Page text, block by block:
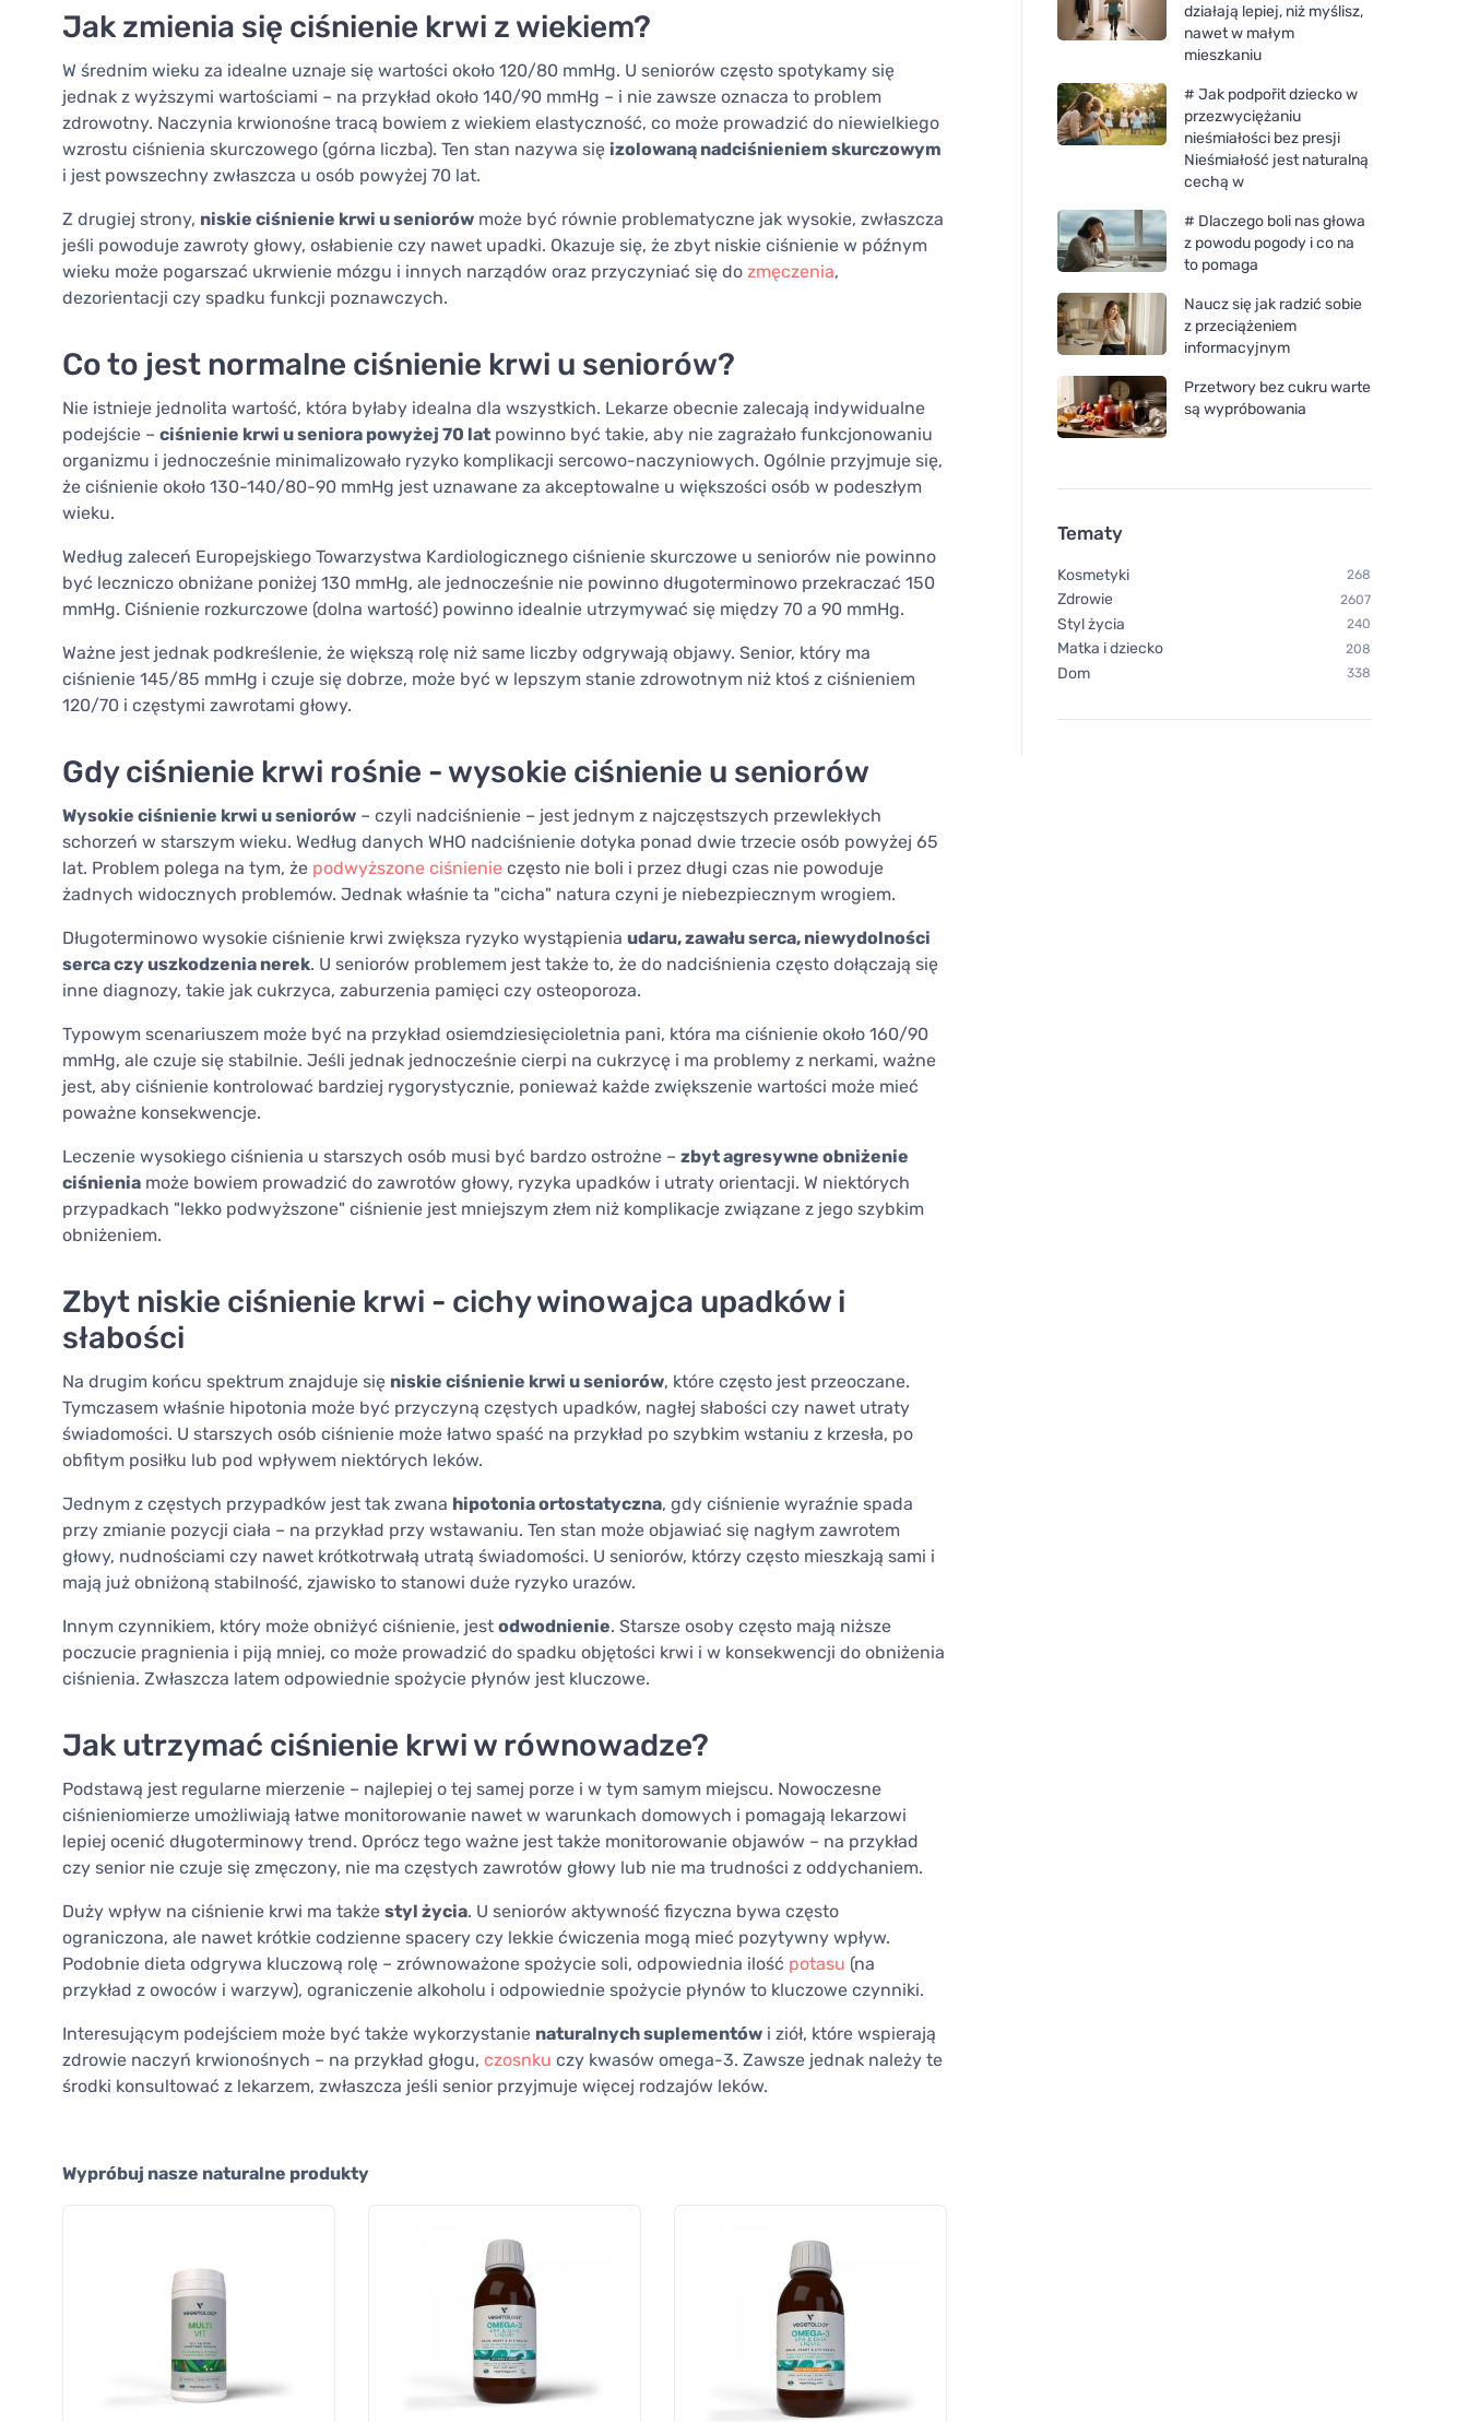
Jak zmienia się ciśnienie krwi z wiekiem?
W średnim wieku za idealne uznaje się wartości około 120/80 mmHg. U seniorów często spotykamy się
jednak z wyższymi wartościami – na przykład około 140/90 mmHg – i nie zawsze oznacza to problem
zdrowotny. Naczynia krwionośne tracą bowiem z wiekiem elastyczność, co może prowadzić do niewielkiego
wzrostu ciśnienia skurczowego (górna liczba). Ten stan nazywa się izolowaną nadciśnieniem skurczowym
i jest powszechny zwłaszcza u osób powyżej 70 lat.
Z drugiej strony, niskie ciśnienie krwi u seniorów może być równie problematyczne jak wysokie, zwłaszcza
jeśli powoduje zawroty głowy, osłabienie czy nawet upadki. Okazuje się, że zbyt niskie ciśnienie w późnym
wieku może pogarszać ukrwienie mózgu i innych narządów oraz przyczyniać się do zmęczenia,
dezorientacji czy spadku funkcji poznawczych.
Co to jest normalne ciśnienie krwi u seniorów?
Nie istnieje jednolita wartość, która byłaby idealna dla wszystkich. Lekarze obecnie zalecają indywidualne
podejście – ciśnienie krwi u seniora powyżej 70 lat powinno być takie, aby nie zagrażało funkcjonowaniu
organizmu i jednocześnie minimalizowało ryzyko komplikacji sercowo-naczyniowych. Ogólnie przyjmuje się,
że ciśnienie około 130-140/80-90 mmHg jest uznawane za akceptowalne u większości osób w podeszłym
wieku.
Według zaleceń Europejskiego Towarzystwa Kardiologicznego ciśnienie skurczowe u seniorów nie powinno
być leczniczo obniżane poniżej 130 mmHg, ale jednocześnie nie powinno długoterminowo przekraczać 150
mmHg. Ciśnienie rozkurczowe (dolna wartość) powinno idealnie utrzymywać się między 70 a 90 mmHg.
Ważne jest jednak podkreślenie, że większą rolę niż same liczby odgrywają objawy. Senior, który ma
ciśnienie 145/85 mmHg i czuje się dobrze, może być w lepszym stanie zdrowotnym niż ktoś z ciśnieniem
120/70 i częstymi zawrotami głowy.
Gdy ciśnienie krwi rośnie - wysokie ciśnienie u seniorów
Wysokie ciśnienie krwi u seniorów – czyli nadciśnienie – jest jednym z najczęstszych przewlekłych
schorzeń w starszym wieku. Według danych WHO nadciśnienie dotyka ponad dwie trzecie osób powyżej 65
lat. Problem polega na tym, że podwyższone ciśnienie często nie boli i przez długi czas nie powoduje
żadnych widocznych problemów. Jednak właśnie ta "cicha" natura czyni je niebezpiecznym wrogiem.
Długoterminowo wysokie ciśnienie krwi zwiększa ryzyko wystąpienia udaru, zawału serca, niewydolności
serca czy uszkodzenia nerek. U seniorów problemem jest także to, że do nadciśnienia często dołączają się
inne diagnozy, takie jak cukrzyca, zaburzenia pamięci czy osteoporoza.
Typowym scenariuszem może być na przykład osiemdziesięcioletnia pani, która ma ciśnienie około 160/90
mmHg, ale czuje się stabilnie. Jeśli jednak jednocześnie cierpi na cukrzycę i ma problemy z nerkami, ważne
jest, aby ciśnienie kontrolować bardziej rygorystycznie, ponieważ każde zwiększenie wartości może mieć
poważne konsekwencje.
Leczenie wysokiego ciśnienia u starszych osób musi być bardzo ostrożne – zbyt agresywne obniżenie
ciśnienia może bowiem prowadzić do zawrotów głowy, ryzyka upadków i utraty orientacji. W niektórych
przypadkach "lekko podwyższone" ciśnienie jest mniejszym złem niż komplikacje związane z jego szybkim
obniżeniem.
Zbyt niskie ciśnienie krwi - cichy winowajca upadków i
słabości
Na drugim końcu spektrum znajduje się niskie ciśnienie krwi u seniorów, które często jest przeoczane.
Tymczasem właśnie hipotonia może być przyczyną częstych upadków, nagłej słabości czy nawet utraty
świadomości. U starszych osób ciśnienie może łatwo spaść na przykład po szybkim wstaniu z krzesła, po
obfitym posiłku lub pod wpływem niektórych leków.
Jednym z częstych przypadków jest tak zwana hipotonia ortostatyczna, gdy ciśnienie wyraźnie spada
przy zmianie pozycji ciała – na przykład przy wstawaniu. Ten stan może objawiać się nagłym zawrotem
głowy, nudnościami czy nawet krótkotrwałą utratą świadomości. U seniorów, którzy często mieszkają sami i
mają już obniżoną stabilność, zjawisko to stanowi duże ryzyko urazów.
Innym czynnikiem, który może obniżyć ciśnienie, jest odwodnienie. Starsze osoby często mają niższe
poczucie pragnienia i piją mniej, co może prowadzić do spadku objętości krwi i w konsekwencji do obniżenia
ciśnienia. Zwłaszcza latem odpowiednie spożycie płynów jest kluczowe.
Jak utrzymać ciśnienie krwi w równowadze?
Podstawą jest regularne mierzenie – najlepiej o tej samej porze i w tym samym miejscu. Nowoczesne
ciśnieniomierze umożliwiają łatwe monitorowanie nawet w warunkach domowych i pomagają lekarzowi
lepiej ocenić długoterminowy trend. Oprócz tego ważne jest także monitorowanie objawów – na przykład
czy senior nie czuje się zmęczony, nie ma częstych zawrotów głowy lub nie ma trudności z oddychaniem.
Duży wpływ na ciśnienie krwi ma także styl życia. U seniorów aktywność fizyczna bywa często
ograniczona, ale nawet krótkie codzienne spacery czy lekkie ćwiczenia mogą mieć pozytywny wpływ.
Podobnie dieta odgrywa kluczową rolę – zrównoważone spożycie soli, odpowiednia ilość potasu (na
przykład z owoców i warzyw), ograniczenie alkoholu i odpowiednie spożycie płynów to kluczowe czynniki.
Interesującym podejściem może być także wykorzystanie naturalnych suplementów i ziół, które wspierają
zdrowie naczyń krwionośnych – na przykład głogu, czosnku czy kwasów omega-3. Zawsze jednak należy te
środki konsultować z lekarzem, zwłaszcza jeśli senior przyjmuje więcej rodzajów leków.
Wypróbuj nasze naturalne produkty
działają lepiej, niż myślisz,
nawet w małym
mieszkaniu
# Jak podpořit dziecko w
przezwyciężaniu
nieśmiałości bez presji
Nieśmiałość jest naturalną
cechą w
# Dlaczego boli nas głowa
z powodu pogody i co na
to pomaga
Naucz się jak radzić sobie
z przeciążeniem
informacyjnym
Przetwory bez cukru warte
są wypróbowania
Tematy
Kosmetyki 268
Zdrowie 2607
Styl życia 240
Matka i dziecko 208
Dom 338